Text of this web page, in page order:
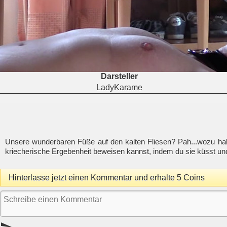
Darsteller
LadyKarame
Unsere wunderbaren Füße auf den kalten Fliesen? Pah...wozu
kriecherische Ergebenheit beweisen kannst, indem du sie küsst
Hinterlasse jetzt einen Kommentar und erhalte 5 Coins